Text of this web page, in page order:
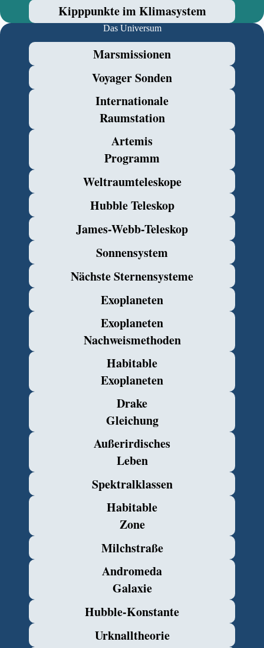
Kipppunkte im Klimasystem
Das Universum
Marsmissionen
Voyager Sonden
Internationale
Raumstation
Artemis
Programm
Weltraumteleskope
Hubble Teleskop
James-Webb-Teleskop
Sonnensystem
Nächste Sternensysteme
Exoplaneten
Exoplaneten
Nachweismethoden
Habitable
Exoplaneten
Drake
Gleichung
Außerirdisches
Leben
Spektralklassen
Habitable
Zone
Milchstraße
Andromeda
Galaxie
Hubble-Konstante
Urknalltheorie